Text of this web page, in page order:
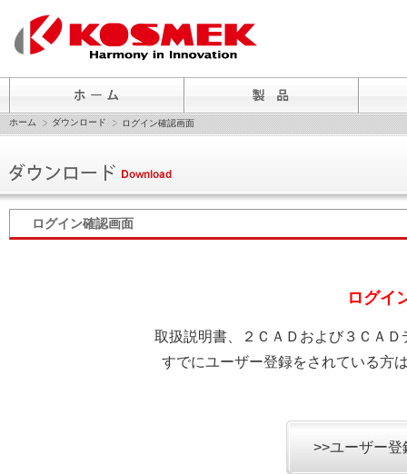
ホーム ダウンロード ログイン確認画面
ログイン確認画面
ログイ
取扱説明書、２ＣＡＤおよび３ＣＡ
すでにユーザー登録をされている方
>>ユーザー